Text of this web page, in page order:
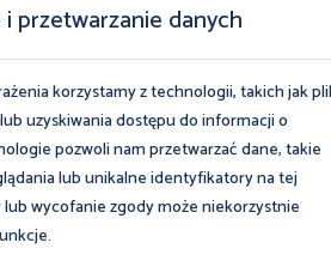
przetwarzanie danych
korzystamy z technologii, takich jak
uzyskiwania dostępu do informacji o
pozwoli nam przetwarzać dane, takie
lub unikalne identyfikatory na tej
wycofanie zgody może niekorzystnie